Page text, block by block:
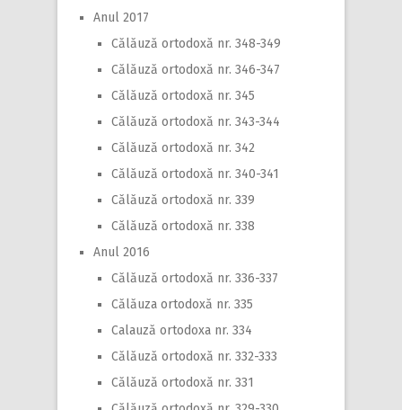
Anul 2017
Călăuză ortodoxă nr. 348-349
Călăuză ortodoxă nr. 346-347
Călăuză ortodoxă nr. 345
Călăuză ortodoxă nr. 343-344
Călăuză ortodoxă nr. 342
Călăuză ortodoxă nr. 340-341
Călăuză ortodoxă nr. 339
Călăuză ortodoxă nr. 338
Anul 2016
Călăuză ortodoxă nr. 336-337
Călăuza ortodoxă nr. 335
Calauză ortodoxa nr. 334
Călăuză ortodoxă nr. 332-333
Călăuză ortodoxă nr. 331